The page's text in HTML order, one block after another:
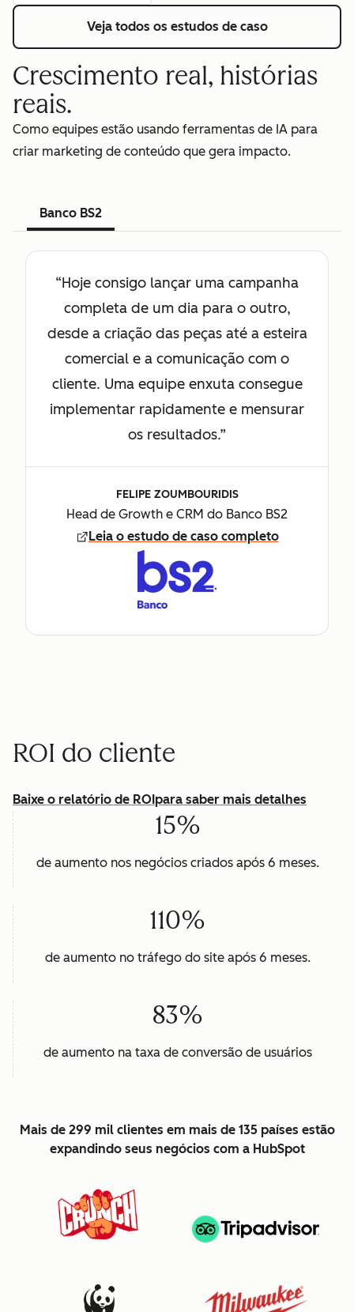
Veja todos os estudos de caso
Crescimento real, histórias
reais.
Como equipes estão usando ferramentas de IA para
criar marketing de conteúdo que gera impacto.
Banco BS2
“Hoje consigo lançar uma campanha
completa de um dia para o outro,
desde a criação das peças até a esteira
comercial e a comunicação com o
cliente. Uma equipe enxuta consegue
implementar rapidamente e mensurar
os resultados.”
FELIPE ZOUMBOURIDIS
Head de Growth e CRM do Banco BS2
Leia o estudo de caso completo
ROI do cliente
Baixe o relatório de ROIpara saber mais detalhes
15%
de aumento nos negócios criados após 6 meses.
110%
de aumento no tráfego do site após 6 meses.
83%
de aumento na taxa de conversão de usuários
Mais de 299 mil clientes em mais de 135 países estão
expandindo seus negócios com a HubSpot